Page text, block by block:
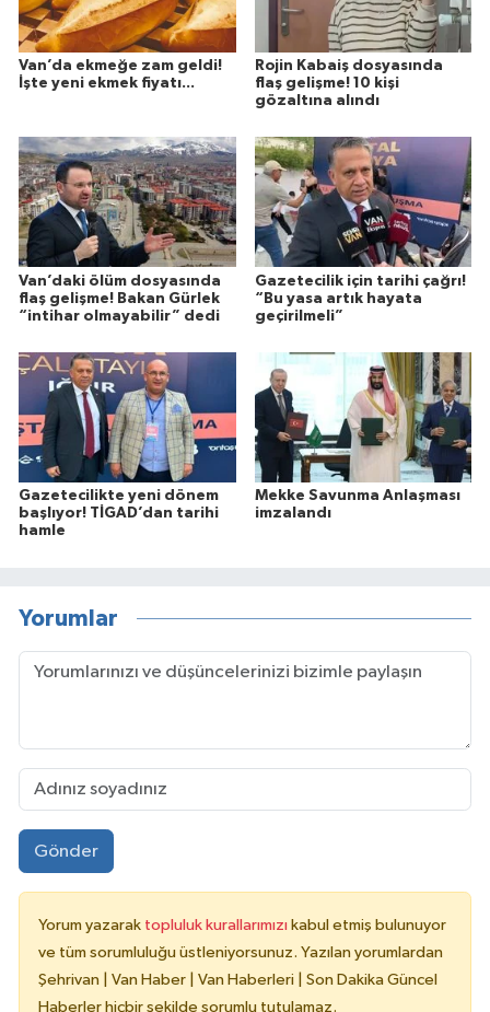
Van’da ekmeğe zam geldi!
İşte yeni ekmek fiyatı...
Rojin Kabaiş dosyasında
flaş gelişme! 10 kişi
gözaltına alındı
Van’daki ölüm dosyasında
flaş gelişme! Bakan Gürlek
“intihar olmayabilir” dedi
Gazetecilik için tarihi çağrı!
“Bu yasa artık hayata
geçirilmeli”
Gazetecilikte yeni dönem
başlıyor! TİGAD’dan tarihi
hamle
Mekke Savunma Anlaşması
imzalandı
Yorumlar
Gönder
Yorum yazarak topluluk kurallarımızı kabul etmiş bulunuyor
ve tüm sorumluluğu üstleniyorsunuz. Yazılan yorumlardan
Şehrivan | Van Haber | Van Haberleri | Son Dakika Güncel
Haberler hiçbir şekilde sorumlu tutulamaz.